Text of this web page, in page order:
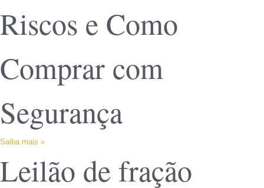
Riscos e Como
Comprar com
Segurança
Saiba mais »
Leilão de fração